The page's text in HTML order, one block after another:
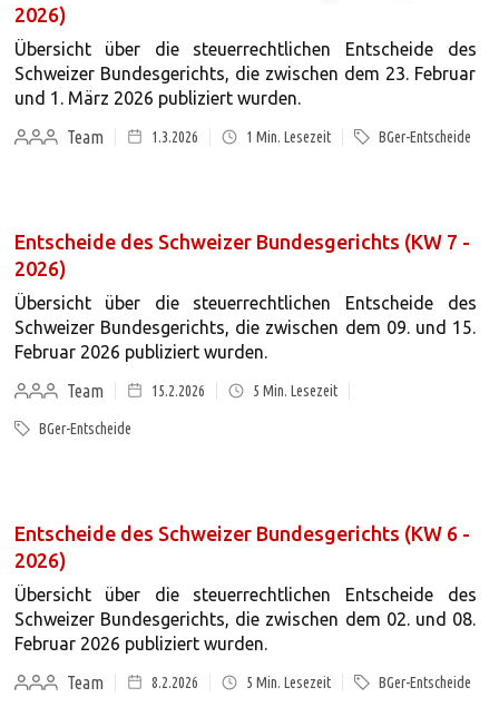
2026)
Übersicht über die steuerrechtlichen Entscheide des
Schweizer Bundesgerichts, die zwischen dem 23. Februar
und 1. März 2026 publiziert wurden.
Team
1.3.2026 1 Min. Lesezeit BGer-Entscheide
Entscheide des Schweizer Bundesgerichts (KW 7 -
2026)
Übersicht über die steuerrechtlichen Entscheide des
Schweizer Bundesgerichts, die zwischen dem 09. und 15.
Februar 2026 publiziert wurden.
Team
15.2.2026 5 Min. Lesezeit
BGer-Entscheide
Entscheide des Schweizer Bundesgerichts (KW 6 -
2026)
Übersicht über die steuerrechtlichen Entscheide des
Schweizer Bundesgerichts, die zwischen dem 02. und 08.
Februar 2026 publiziert wurden.
Team
8.2.2026 5 Min. Lesezeit BGer-Entscheide